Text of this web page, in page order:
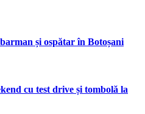
și ospătar în Botoșani
cu test drive și tombolă la